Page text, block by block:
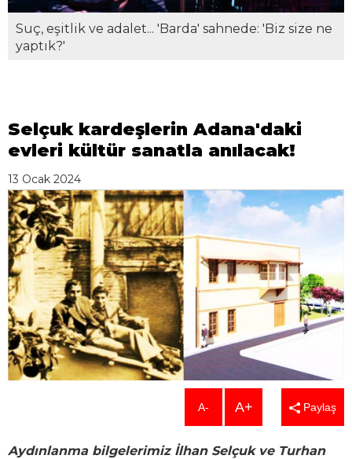
Suç, eşitlik ve adalet... 'Barda' sahnede: 'Biz size ne
yaptık?'
Selçuk kardeşlerin Adana'daki
evleri kültür sanatla anılacak!
13 Ocak 2024
A- A+ Paylaş
Aydınlanma bilgelerimiz İlhan Selçuk ve Turhan